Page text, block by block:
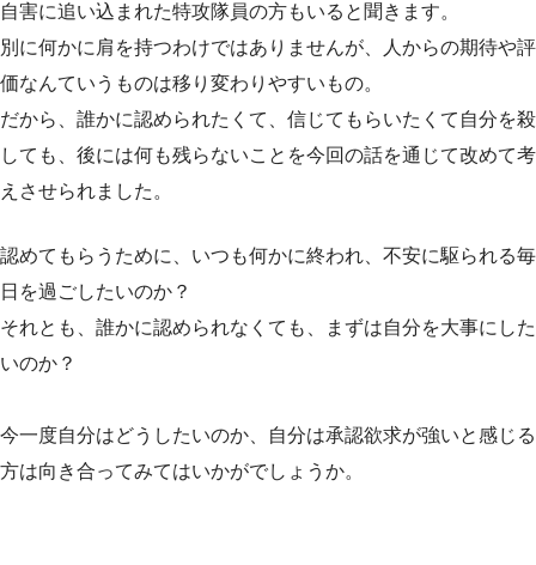
自害に追い込まれた特攻隊員の方もいると聞きます。
別に何かに肩を持つわけではありませんが、人からの期待や評
価なんていうものは移り変わりやすいもの。
だから、誰かに認められたくて、信じてもらいたくて自分を殺
しても、後には何も残らないことを今回の話を通じて改めて考
えさせられました。
認めてもらうために、いつも何かに終われ、不安に駆られる毎
日を過ごしたいのか？
それとも、誰かに認められなくても、まずは自分を大事にした
いのか？
今一度自分はどうしたいのか、自分は承認欲求が強いと感じる
方は向き合ってみてはいかがでしょうか。